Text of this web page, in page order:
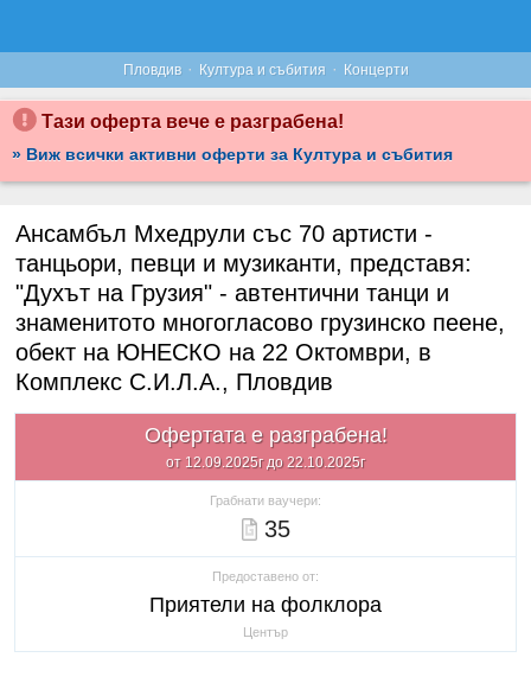
Пловдив · Култура и събития · Концерти
Тази оферта вече е разграбена!
» Виж всички активни оферти за Култура и събития
Ансамбъл Мхедрули със 70 артисти -
танцьори, певци и музиканти, представя:
"Духът на Грузия" - автентични танци и
знаменитото многогласово грузинско пеене,
обект на ЮНЕСКО на 22 Октомври, в
Комплекс С.И.Л.А., Пловдив
Офертата е разграбена!
от 12.09.2025г до 22.10.2025г
Грабнати ваучери:
35
Предоставено от:
Приятели на фолклора
Център